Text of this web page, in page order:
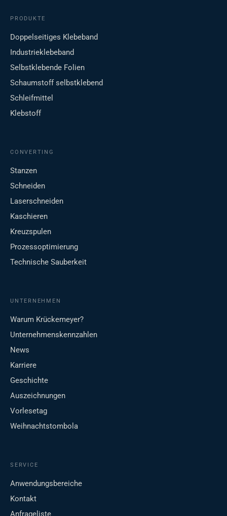
PRODUKTE
Doppelseitiges Klebeband
Industrieklebeband
Selbstklebende Folien
Schaumstoff selbstklebend
Schleifmittel
Klebstoff
CONVERTING
Stanzen
Schneiden
Laserschneiden
Kaschieren
Kreuzspulen
Prozessoptimierung
Technische Sauberkeit
UNTERNEHMEN
Warum Krückemeyer?
Unternehmenskennzahlen
News
Karriere
Geschichte
Auszeichnungen
Vorlesetag
Weihnachtstombola
SERVICE
Anwendungsbereiche
Kontakt
Anfrageliste